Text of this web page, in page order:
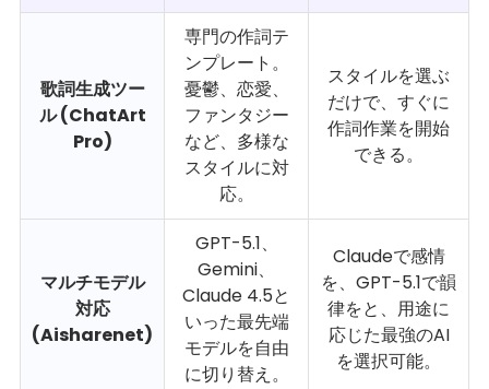
歌詞生成ツー
ル (ChatArt
Pro)
専門の作詞テ
ンプレート。
憂鬱、恋愛、
ファンタジー
など、多様な
スタイルに対
応。
スタイルを選ぶ
だけで、すぐに
作詞作業を開始
できる。
マルチモデル
対応
(Aisharenet)
GPT-5.1、
Gemini、
Claude 4.5と
いった最先端
モデルを自由
に切り替え。
Claudeで感情
を、GPT-5.1で韻
律をと、用途に
応じた最強のAI
を選択可能。